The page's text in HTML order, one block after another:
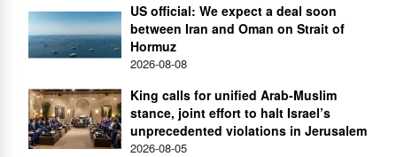
US official: We expect a deal soon
between Iran and Oman on Strait of
Hormuz
2026-08-08
King calls for unified Arab-Muslim
stance, joint effort to halt Israel’s
unprecedented violations in Jerusalem
2026-08-05